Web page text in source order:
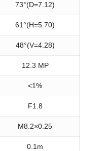
73°(D=7.12)
61°(H=5.70)
48°(V=4.28)
12.3 MP
<1%
F1.8
M8.2×0.25
0.1m